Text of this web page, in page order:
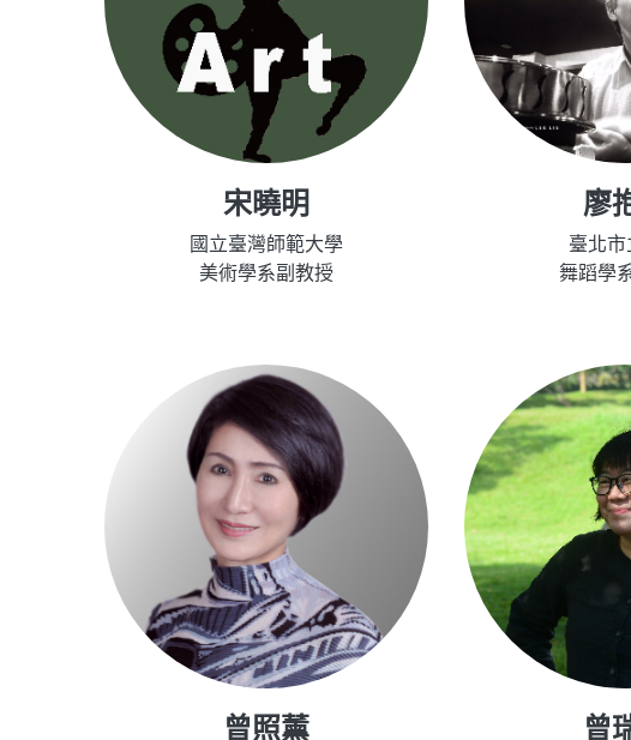
宋曉明
國立臺灣師範大學
美術學系副教授
廖
臺北
舞蹈學
曾照薰 曾